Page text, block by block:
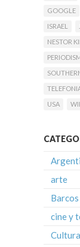
GOOGLE
ISRAEL
NESTOR
USA
arte
Barcos
cine y
Cultura